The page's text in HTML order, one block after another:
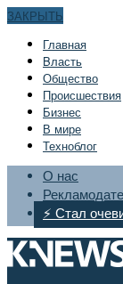
ЗАКРЫТЬ
Главная
Bласть
Общество
Происшествия
Бизнес
В мире
Техноблог
О нас
⚡ Стал